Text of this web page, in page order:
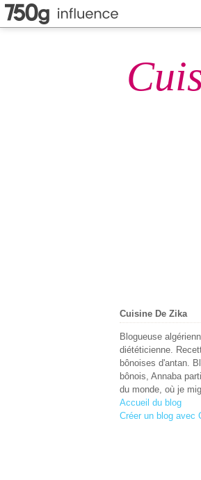
Cuisine De Zika
Blogueuse
diététicienne.
bônoises d'antan.
bônois, Annaba
du monde, où je
Accueil du blog
Créer un blog avec